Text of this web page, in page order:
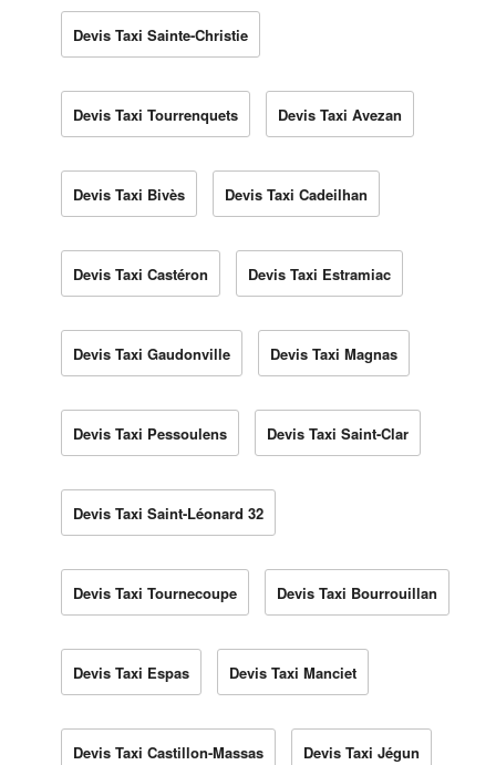
Devis Taxi Sainte-Christie
Devis Taxi Tourrenquets Devis Taxi Avezan
Devis Taxi Bivès Devis Taxi Cadeilhan
Devis Taxi Castéron Devis Taxi Estramiac
Devis Taxi Gaudonville Devis Taxi Magnas
Devis Taxi Pessoulens Devis Taxi Saint-Clar
Devis Taxi Saint-Léonard 32
Devis Taxi Tournecoupe Devis Taxi Bourrouillan
Devis Taxi Espas Devis Taxi Manciet
Devis Taxi Castillon-Massas Devis Taxi Jégun